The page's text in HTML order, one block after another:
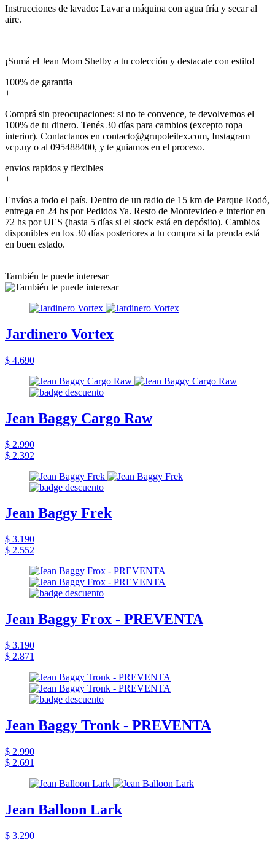
Instrucciones de lavado: Lavar a máquina con agua fría y secar al
aire.
¡Sumá el Jean Mom Shelby a tu colección y destacate con estilo!
100% de garantia
+
Comprá sin preocupaciones: si no te convence, te devolvemos el
100% de tu dinero. Tenés 30 días para cambios (excepto ropa
interior). Contactanos en contacto@grupoleitex.com, Instagram
vcp.uy o al 095488400, y te guiamos en el proceso.
envios rapidos y flexibles
+
Envíos a todo el país. Dentro de un radio de 15 km de Parque Rodó,
entrega en 24 hs por Pedidos Ya. Resto de Montevideo e interior en
72 hs por UES (hasta 5 días si el stock está en depósito). Cambios
disponibles en los 30 días posteriores a tu compra si la prenda está
en buen estado.
También te puede interesar
Jardinero Vortex
$ 4.690
Jean Baggy Cargo Raw
$ 2.990
$ 2.392
Jean Baggy Frek
$ 3.190
$ 2.552
Jean Baggy Frox - PREVENTA
$ 3.190
$ 2.871
Jean Baggy Tronk - PREVENTA
$ 2.990
$ 2.691
Jean Balloon Lark
$ 3.290